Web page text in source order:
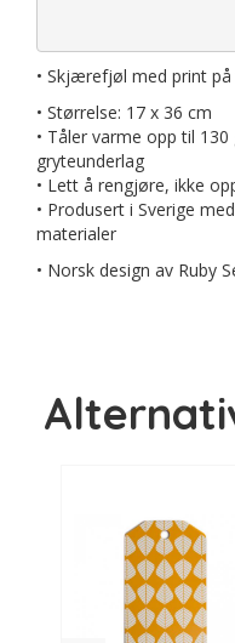
• Skjærefjøl med print
• Størrelse: 17 x 36 cm
• Tåler varme opp til
gryteunderlag
• Lett å rengjøre, ikke
• Produsert i Sverige
materialer
• Norsk design av Ruby